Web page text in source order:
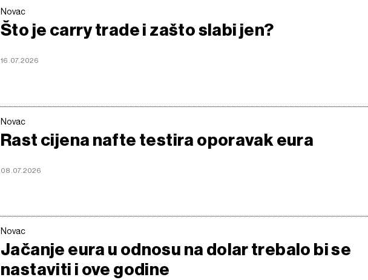
Novac
Što je carry trade i zašto slabi jen?
16.07.2026
Novac
Rast cijena nafte testira oporavak eura
08.07.2026
Novac
Jačanje eura u odnosu na dolar trebalo bi se
nastaviti i ove godine